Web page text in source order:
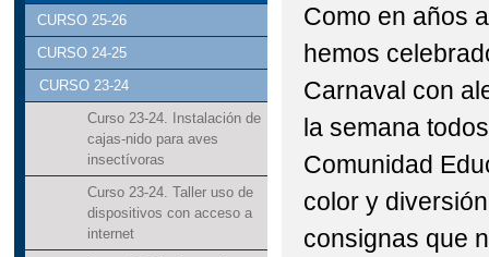
CURSO 25-26
CURSO 24-25
CURSO 23-24
Curso 23-24. Instalación de
cajas-nido para aves
insectívoras
Curso 23-24. Taller uso de
dispositivos con acceso a
internet
Como en años
hemos
Carnaval con
la semana
Comunidad
color y
consignas que